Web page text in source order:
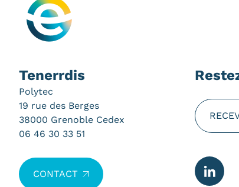
Tenerrdis
Polytec
19 rue des Berges
38000 Grenoble Cedex
06 46 30 33 51
CONTACT